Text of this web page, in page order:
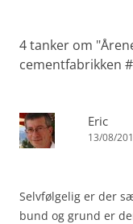
4 tanker om "
cementfabrikken
Eric
13/08/
Selvfølgelig er der
bund og grund er